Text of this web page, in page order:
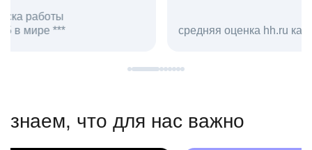
средняя оценка hh.ru как работодателя **
в hh.ru
знаем, что для нас важно